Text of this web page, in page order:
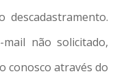
descadastramento.
não solicitado,
conosco através do